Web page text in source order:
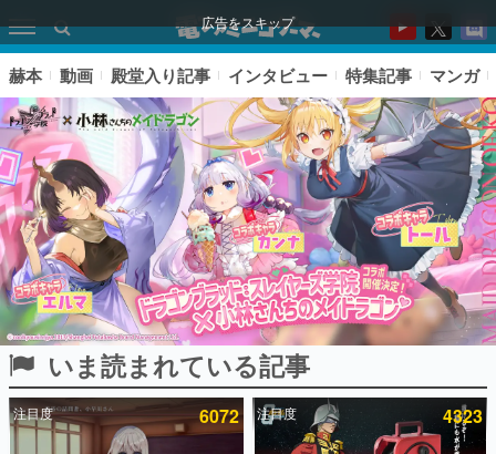
広告をスキップ
ピックアップ
電ファミのいま読まれている記事ランキング
赫本 動画 殿堂入り記事 インタビュー 特集記事 マンガ
いま読まれている記事
注目度 6072 注目度 4323